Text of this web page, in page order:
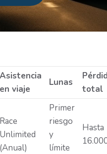
Estás aquí:
Asistencia
en viaje
Lunas
total
Race
Unlimited
(Anual)
Primer
riesgo
y
límite
Hasta